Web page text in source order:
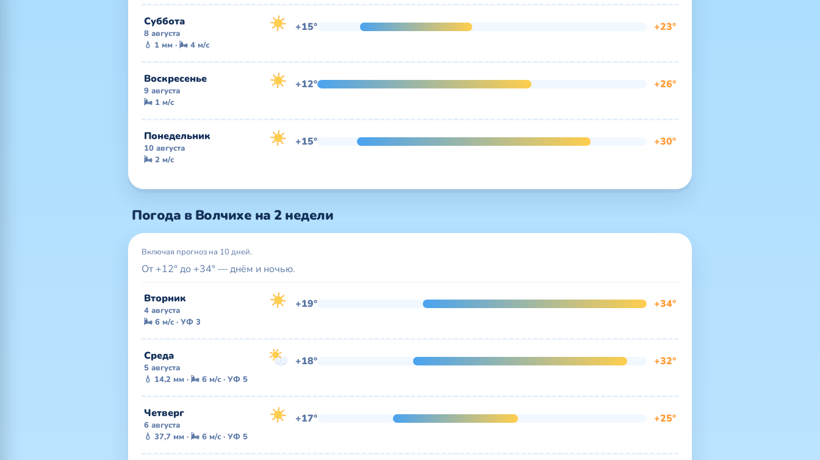
Суббота
8 августа +15° +23°
💧 1 мм · 🌬 4 м/с
Воскресенье
9 августа +12° +26°
🌬 1 м/с
Понедельник
10 августа +15° +30°
🌬 2 м/с
Погода в Волчихе на 2 недели
Включая прогноз на 10 дней.
От +12° до +34° — днём и ночью.
Вторник
4 августа +19° +34°
🌬 6 м/с · УФ 3
Среда
5 августа +18° +32°
💧 14,2 мм · 🌬 6 м/с · УФ 5
Четверг
6 августа +17° +25°
💧 37,7 мм · 🌬 6 м/с · УФ 5